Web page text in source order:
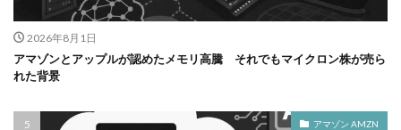
2026年8月1日
アマゾンとアップルが認めたメモリ高騰 それでもマイクロン株が売ら
れた背景
アマゾン AMZN